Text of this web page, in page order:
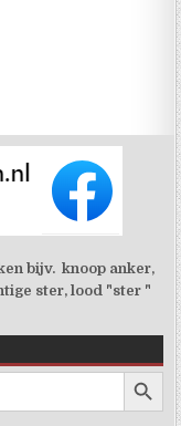
bijv. knoop anker,
ster, lood "ster "